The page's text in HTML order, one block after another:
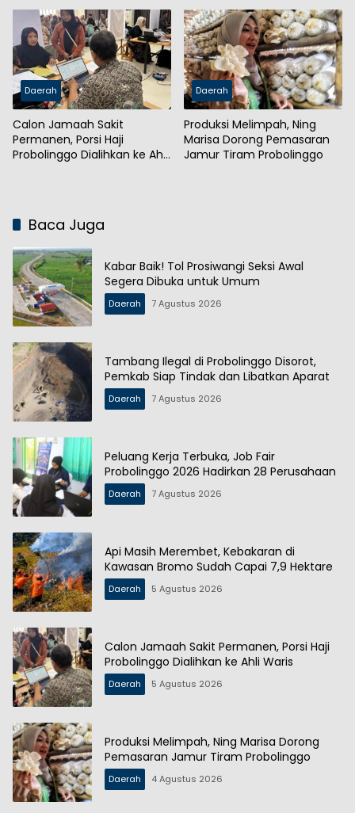
Daerah
Calon Jamaah Sakit
Permanen, Porsi Haji
Probolinggo Dialihkan ke Ahli
Daerah
Produksi Melimpah, Ning
Marisa Dorong Pemasaran
Jamur Tiram Probolinggo
Baca Juga
Kabar Baik! Tol Prosiwangi Seksi Awal
Segera Dibuka untuk Umum
Daerah 7 Agustus 2026
Tambang Ilegal di Probolinggo Disorot,
Pemkab Siap Tindak dan Libatkan Aparat
Daerah 7 Agustus 2026
Peluang Kerja Terbuka, Job Fair
Probolinggo 2026 Hadirkan 28 Perusahaan
Daerah 7 Agustus 2026
Api Masih Merembet, Kebakaran di
Kawasan Bromo Sudah Capai 7,9 Hektare
Daerah 5 Agustus 2026
Calon Jamaah Sakit Permanen, Porsi Haji
Probolinggo Dialihkan ke Ahli Waris
Daerah 5 Agustus 2026
Produksi Melimpah, Ning Marisa Dorong
Pemasaran Jamur Tiram Probolinggo
Daerah 4 Agustus 2026